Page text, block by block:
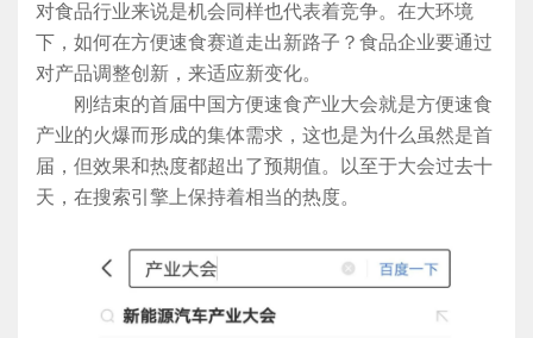
对食品行业来说是机会同样也代表着竞争。在大环境
下，如何在方便速食赛道走出新路子？食品企业要通过
对产品调整创新，来适应新变化。
刚结束的首届中国方便速食产业大会就是方便速食
产业的火爆而形成的集体需求，这也是为什么虽然是首
届，但效果和热度都超出了预期值。以至于大会过去十
天，在搜索引擎上保持着相当的热度。